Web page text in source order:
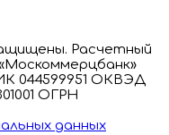
Расчетный
044599951 ОКВЭД
ОГРН
данных